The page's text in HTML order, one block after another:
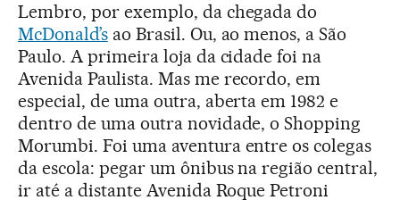
Lembro, por exemplo, da chegada do
McDonald’sao Brasil. Ou, ao menos, a São
Paulo. A primeira loja da cidade foi na
Avenida Paulista. Mas me recordo, em
especial, de uma outra, aberta em 1982 e
dentro de uma outra novidade, o Shopping
Morumbi. Foi uma aventura entre os colegas
da escola: pegar um ônibus na região central,
ir até a distante Avenida Roque Petroni